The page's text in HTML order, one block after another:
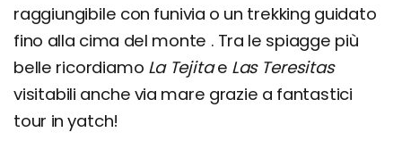
raggiungibile con funivia o un trekking guidato
fino alla cima del monte . Tra le spiagge più
belle ricordiamo La Tejitae Las Teresitas
visitabili anche via mare grazie a fantastici
tour in yatch!